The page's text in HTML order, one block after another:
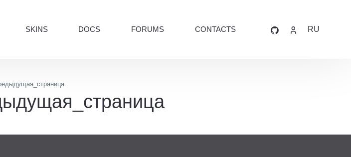
SKINS DOCS FORUMS CONTACTS RU